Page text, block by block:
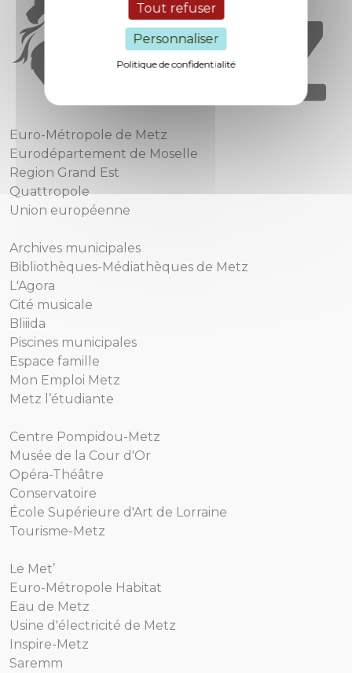
Tout refuser
Personnaliser
Politique de confidentialité
Euro-Métropole de Metz
Eurodépartement de Moselle
Region Grand Est
Quattropole
Union européenne
Archives municipales
Bibliothèques-Médiathèques de Metz
L'Agora
Cité musicale
Bliiida
Piscines municipales
Espace famille
Mon Emploi Metz
Metz l’étudiante
Centre Pompidou-Metz
Musée de la Cour d'Or
Opéra-Théâtre
Conservatoire
École Supérieure d'Art de Lorraine
Tourisme-Metz
Le Met’
Euro-Métropole Habitat
Eau de Metz
Usine d'électricité de Metz
Inspire-Metz
Saremm